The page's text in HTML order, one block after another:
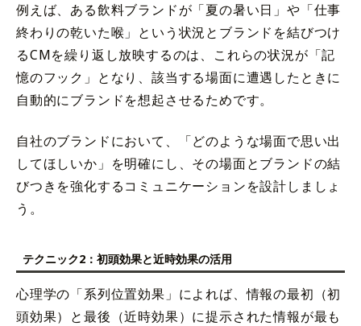
例えば、ある飲料ブランドが「夏の暑い日」や「仕事
終わりの乾いた喉」という状況とブランドを結びつけ
るCMを繰り返し放映するのは、これらの状況が「記
憶のフック」となり、該当する場面に遭遇したときに
自動的にブランドを想起させるためです。
自社のブランドにおいて、「どのような場面で思い出
してほしいか」を明確にし、その場面とブランドの結
びつきを強化するコミュニケーションを設計しましょ
う。
テクニック2：初頭効果と近時効果の活用
心理学の「系列位置効果」によれば、情報の最初（初
頭効果）と最後（近時効果）に提示された情報が最も